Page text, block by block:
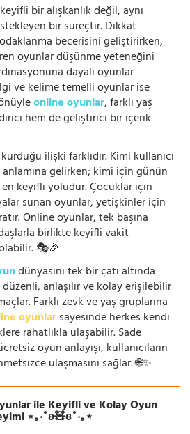
bir alışkanlık değil, aynı
bir süreçtir. Dikkat
becerisini geliştirirken,
oyunlar düşünme yeteneğini
dayalı oyunlar
ve kelime temelli oyunlar ise
online oyunlar, farklı yaş
hem de geliştirici bir içerik
ilişki farklıdır. Kimi kullanıcı
anlamına gelirken; kimi için günün
keyifli yoludur. Çocuklar için
sunan oyunlar, yetişkinler için
Online oyunlar, tek başına
birlikte keyifli vakit
🎭🎉
dünyasını tek bir çatı altında
anlaşılır ve kolay erişilebilir
Farklı zevk ve yaş gruplarına
oyunlarsayesinde herkes kendi
rahatlıkla ulaşabilir. Sade
oyun anlayışı, kullanıcıların
ulaşmasını sağlar. 🌐✨
ile Keyifli ve Kolay Oyun
⋆｡‧˚ʚ🧸ɞ˚‧｡⋆